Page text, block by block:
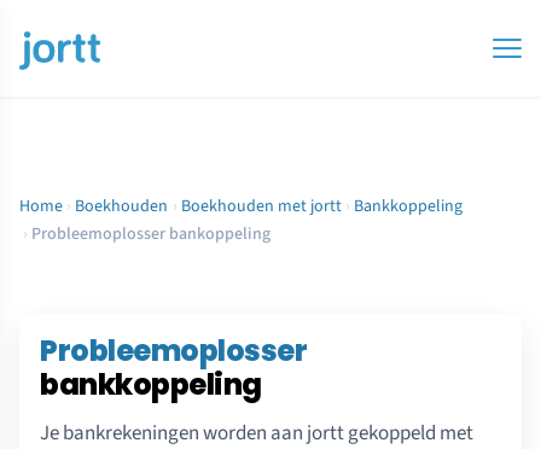
Home › Boekhouden › Boekhouden met jortt › Bankkoppeling
› Probleemoplosser bankoppeling
Probleemoplosser
bankkoppeling
Je bankrekeningen worden aan jortt gekoppeld met